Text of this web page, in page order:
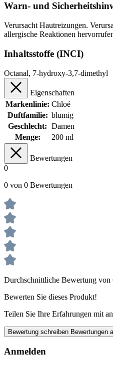
Warn- und
Verursacht Hautreizungen.
allergische Reaktionen
Inhaltsstoffe (INCI)
Octanal, 7-hydroxy-3,7-dimethyl
Eigenschaften
Markenlinie: Chloé
Duftfamilie: blumig
Geschlecht: Damen
Menge:
200 ml
Bewertungen
0
0 von 0 Bewertungen
Durchschnittliche Bewertung von
Bewerten Sie dieses Produkt!
Teilen Sie Ihre Erfahrungen mit
Bewertung schreiben Bewertungen
Anmelden